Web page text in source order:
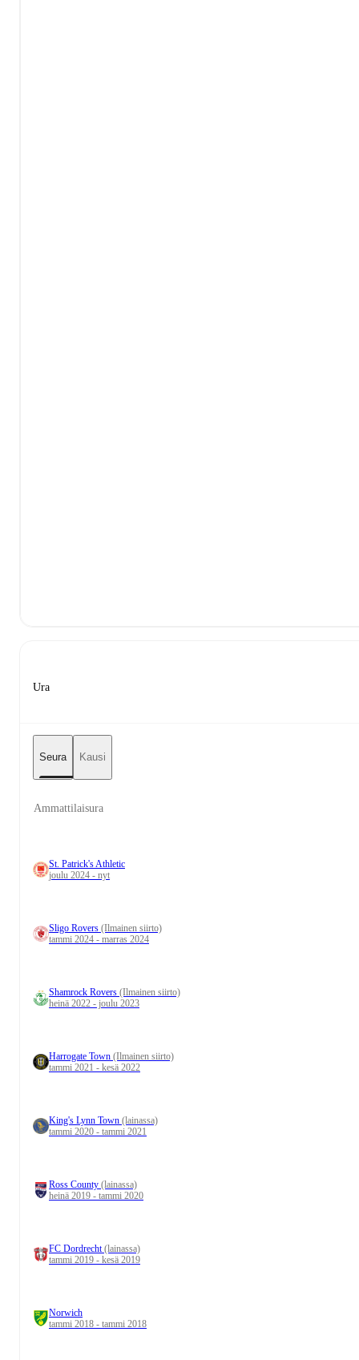
Ura
Seura Kausi
Ammattilaisura
St. Patrick's Athletic
joulu 2024 - nyt
Sligo Rovers (Ilmainen siirto)
tammi 2024 - marras 2024
Shamrock Rovers (Ilmainen siirto)
heinä 2022 - joulu 2023
Harrogate Town (Ilmainen siirto)
tammi 2021 - kesä 2022
King's Lynn Town (lainassa)
tammi 2020 - tammi 2021
Ross County (lainassa)
heinä 2019 - tammi 2020
FC Dordrecht (lainassa)
tammi 2019 - kesä 2019
Norwich
tammi 2018 - tammi 2018